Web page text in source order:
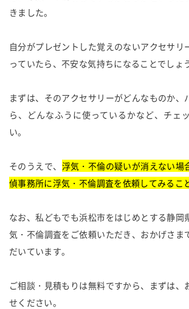
きました。
自分がプレゼントした覚えのないアクセサリ
っていたら、不安な気持ちになることでしょう
まずは、そのアクセサリーがどんなものか、
ら、どんなふうに使っているかなど、チェ
い。
そのうえで、 浮気・不倫の疑いが消えない場
偵事務所に浮気・不倫調査を依頼してみるこ
なお、私どもでも浜松市をはじめとする静岡
気・不倫調査をご依頼いただき、おかげさま
だいています。
ご相談・見積もりは無料ですから、まずは、
せください。